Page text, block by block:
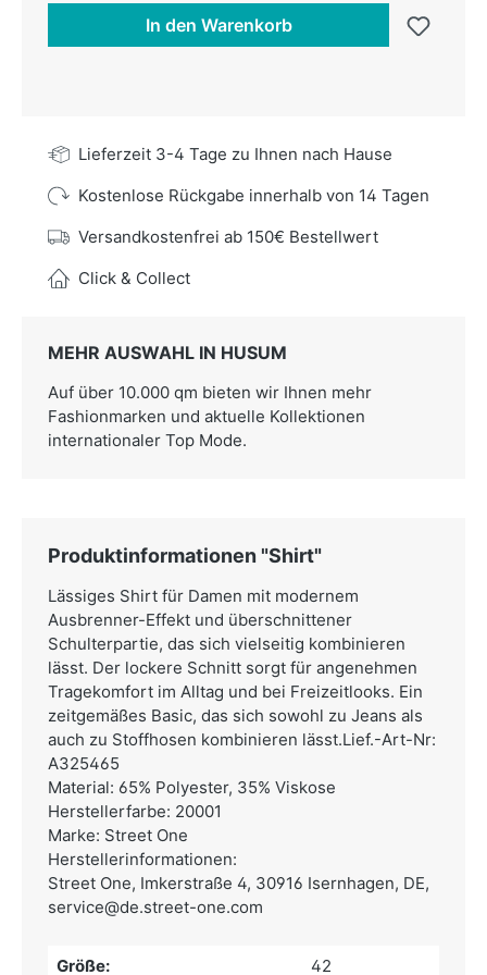
In den Warenkorb
Lieferzeit 3-4 Tage zu Ihnen nach Hause
Kostenlose Rückgabe innerhalb von 14 Tagen
Versandkostenfrei ab 150€ Bestellwert
Click & Collect
MEHR AUSWAHL IN HUSUM
Auf über 10.000 qm bieten wir Ihnen mehr
Fashionmarken und aktuelle Kollektionen
internationaler Top Mode.
Produktinformationen "Shirt"
Lässiges Shirt für Damen mit modernem
Ausbrenner-Effekt und überschnittener
Schulterpartie, das sich vielseitig kombinieren
lässt. Der lockere Schnitt sorgt für angenehmen
Tragekomfort im Alltag und bei Freizeitlooks. Ein
zeitgemäßes Basic, das sich sowohl zu Jeans als
auch zu Stoffhosen kombinieren lässt.Lief.-Art-Nr:
A325465
Material: 65% Polyester, 35% Viskose
Herstellerfarbe: 20001
Marke: Street One
Herstellerinformationen:
Street One, Imkerstraße 4, 30916 Isernhagen, DE,
service@de.street-one.com
Größe: 42